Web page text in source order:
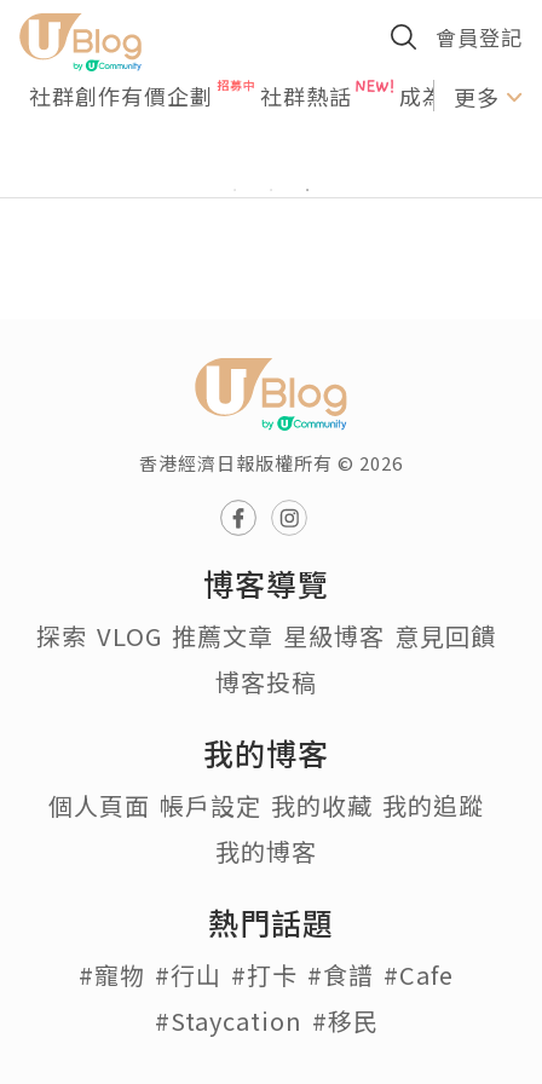
會員登記
社群創作有價企劃 社群熱話 成為U更多
香港經濟日報版權所有 © 2026
博客導覽
探索 VLOG 推薦文章 星級博客 意見回饋
博客投稿
我的博客
個人頁面 帳戶設定 我的收藏 我的追蹤
我的博客
熱門話題
#寵物 #行山 #打卡 #食譜 #Cafe
#Staycation #移民